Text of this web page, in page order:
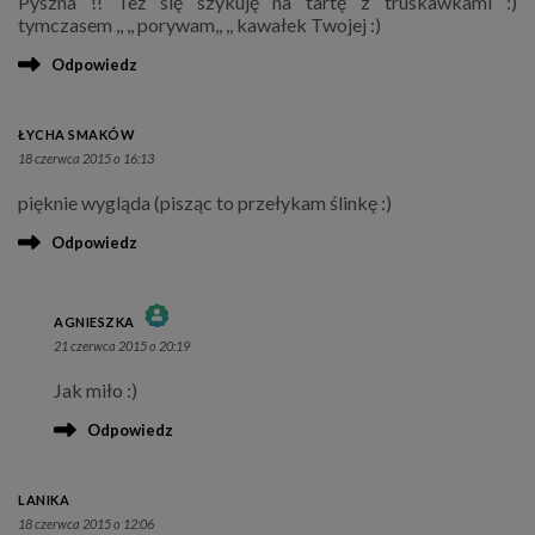
tymczasem ,, ,, porywam,, ,, kawałek Twojej :)
Odpowiedz
ŁYCHA SMAKÓW
18 czerwca 2015 o 16:13
pięknie wygląda (pisząc to przełykam ślinkę :)
Odpowiedz
AGNIESZKA
THE REAL PERSON BADGE!
ANTI-SPAM BY CLEANTALK
21 czerwca 2015 o 20:19
Jak miło :)
Odpowiedz
LANIKA
18 czerwca 2015 o 12:06